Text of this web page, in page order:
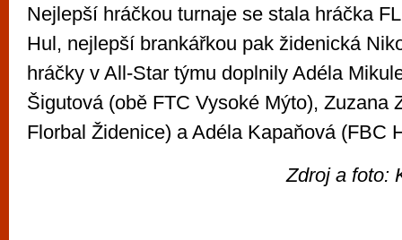
Nejlepší hráčkou turnaje se stala hráčka
Hul, nejlepší brankářkou pak židenická
hráčky v All-Star týmu doplnily Adéla
Šigutová (obě FTC Vysoké Mýto), Zuzana
Florbal Židenice) a Adéla Kapaňová (FBC
Zdroj a foto: